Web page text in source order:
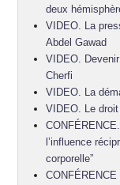
deux
VIDEO. La
Abdel Gawad
VIDEO.
Cherfi
VIDEO. La
VIDEO. Le
l’influence
corporelle”